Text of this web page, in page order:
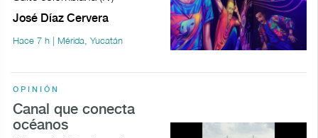
José Díaz Cervera
Hace 7 h | Mérida, Yucatán
OPINIÓN
Canal que conecta
océanos